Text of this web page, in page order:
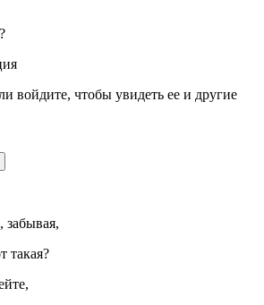
войдите, чтобы увидеть ее и другие
такая?